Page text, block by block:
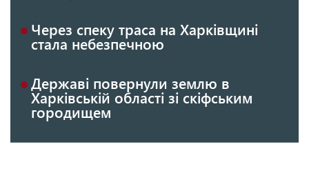
Через спеку траса на Харківщині
стала небезпечною
Державі повернули землю в
Харківській області зі скіфським
городищем